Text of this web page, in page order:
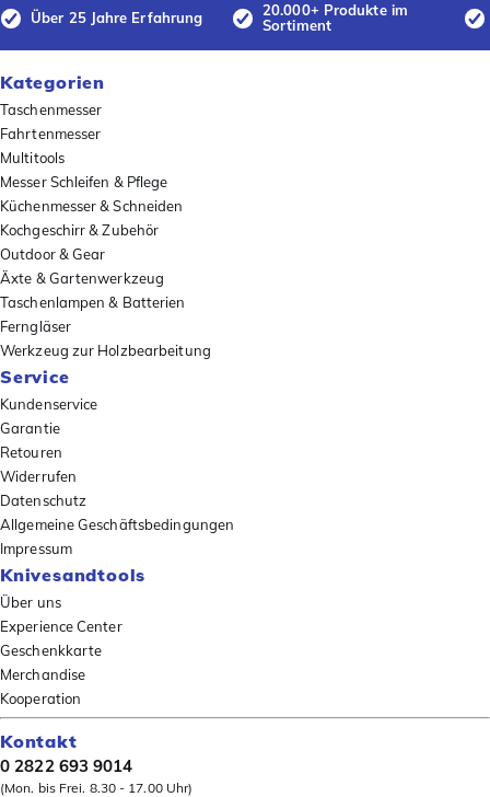
Über 25 Jahre Erfahrung
20.000+ Produkte im
Sortiment
Kategorien
Taschenmesser
Fahrtenmesser
Multitools
Messer Schleifen & Pflege
Küchenmesser & Schneiden
Kochgeschirr & Zubehör
Outdoor & Gear
Äxte & Gartenwerkzeug
Taschenlampen & Batterien
Ferngläser
Werkzeug zur Holzbearbeitung
Service
Kundenservice
Garantie
Retouren
Widerrufen
Datenschutz
Allgemeine Geschäftsbedingungen
Impressum
Knivesandtools
Über uns
Experience Center
Geschenkkarte
Merchandise
Kooperation
Kontakt
0 2822 693 9014
(Mon. bis Frei. 8.30 - 17.00 Uhr)